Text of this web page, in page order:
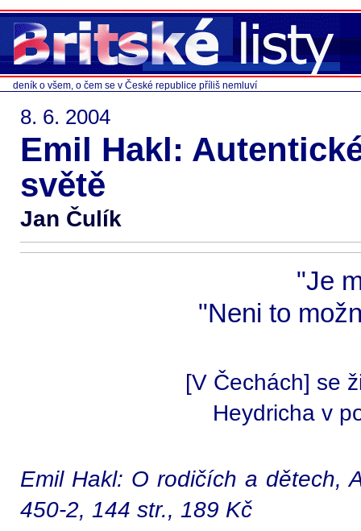
deník o všem, o čem se v České republice příliš nemluví
8. 6. 2004
Emil Hakl:
světě
Jan Čulík
"Je
"Neni to
[V Čechách] se
Heydricha v
Emil Hakl: O rodičích a dětech,
450-2, 144 str., 189 Kč